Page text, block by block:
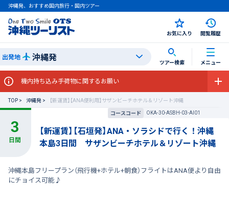
沖縄発、おすすめ国内旅行・国内ツアー
お気に入り 閲覧履歴
出発地 沖縄発 ツアー検索 メニュー
機内持ち込み手荷物に関するお願い
TOP 沖縄発
【新運賃】【ANA便利用】サザンビーチホテル＆リゾート沖縄
コースコード
OKA-30-ASBH-03-AI01
【新運賃】【石垣発】ANA・ソラシドで行く！沖縄
本島3日間 サザンビーチホテル＆リゾート沖縄
沖縄本島フリープラン（飛行機+ホテル+朝食）フライトはANA便より自由
にチョイス可能♪